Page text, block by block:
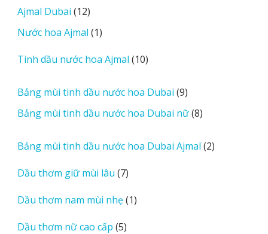
v
e
s
Ajmal Dubai 1212
sản
phẩm
Nước hoa Ajmal 11
phẩm
Tinh dầu nước hoa Ajmal 1010
phẩm
Bảng mùi tinh dầu nước hoa Dubai 99
sản
phẩm
Bảng mùi tinh dầu nước hoa Dubai nữ 88
phẩm
Bảng mùi tinh dầu nước hoa Dubai Ajmal 22
Dầu thơm giữ mùi lâu 77
phẩm
Dầu thơm nam mùi nhẹ 11
Dầu thơm nữ cao cấp 55